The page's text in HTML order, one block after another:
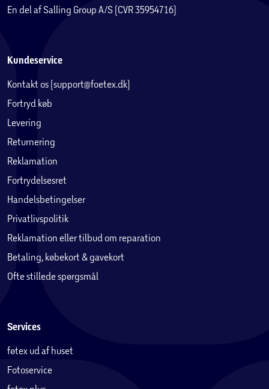
En del af Salling Group A/S (CVR 35954716)
Kundeservice
Kontakt os (support@foetex.dk)
Fortryd køb
Levering
Returnering
Reklamation
Fortrydelsesret
Handelsbetingelser
Privatlivspolitik
Reklamation eller tilbud om reparation
Betaling, købekort & gavekort
Ofte stillede spørgsmål
Services
føtex ud af huset
Fotoservice